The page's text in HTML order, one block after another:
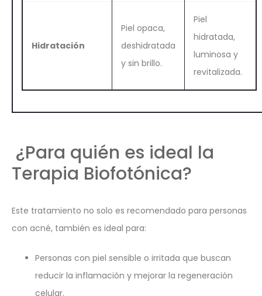
Hidratación
Piel opaca,
deshidratada
y sin brillo.
Piel
hidratada,
luminosa y
revitalizada.
¿Para quién es ideal la
Terapia Biofotónica?
Este tratamiento no solo es recomendado para personas
con acné, también es ideal para:
Personas con piel sensible o irritada que buscan
reducir la inflamación y mejorar la regeneración
celular.